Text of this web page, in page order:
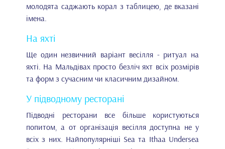
молодята саджають корал з таблицею, де вказані
імена.
На яхті
Ще один незвичний варіант весілля - ритуал на
яхті. На Мальдівах просто безліч яхт всіх розмірів
та форм з сучасним чи класичним дизайном.
У підводному ресторані
Підводні ресторани все більше користуються
попитом, а от організація весілля доступна не у
всіх з них. Найпопулярніші Sea та Ithaa Undersea